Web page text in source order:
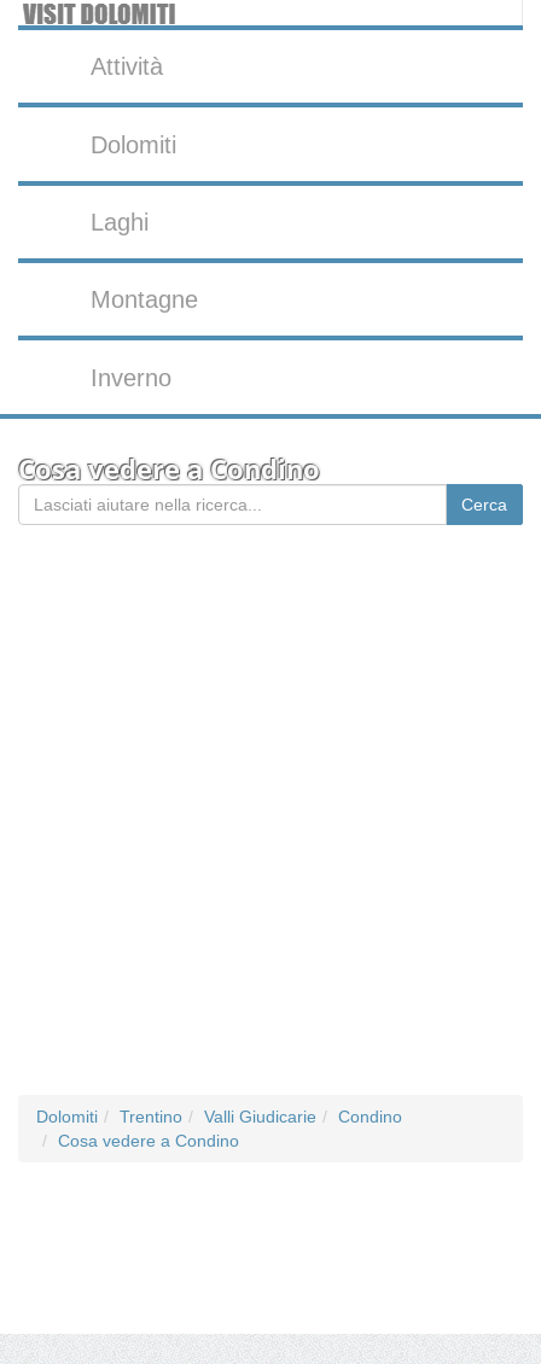
Attività
Dolomiti
Laghi
Montagne
Inverno
Cosa vedere a Condino
Dolomiti Trentino Valli Giudicarie
Condino
Cosa vedere a Condino